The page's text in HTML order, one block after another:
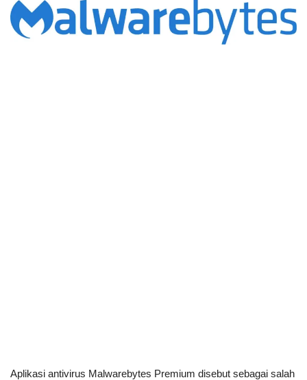
Aplikasi antivirus Malwarebytes Premium disebut sebagai salah